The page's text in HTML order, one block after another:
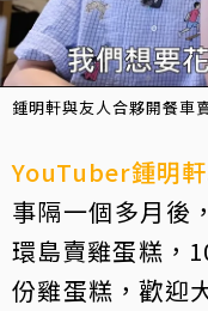
鍾明軒與友人合夥開餐車
YouTuber鍾明軒
事隔一個多月後
環島賣雞蛋糕，
份雞蛋糕，歡迎